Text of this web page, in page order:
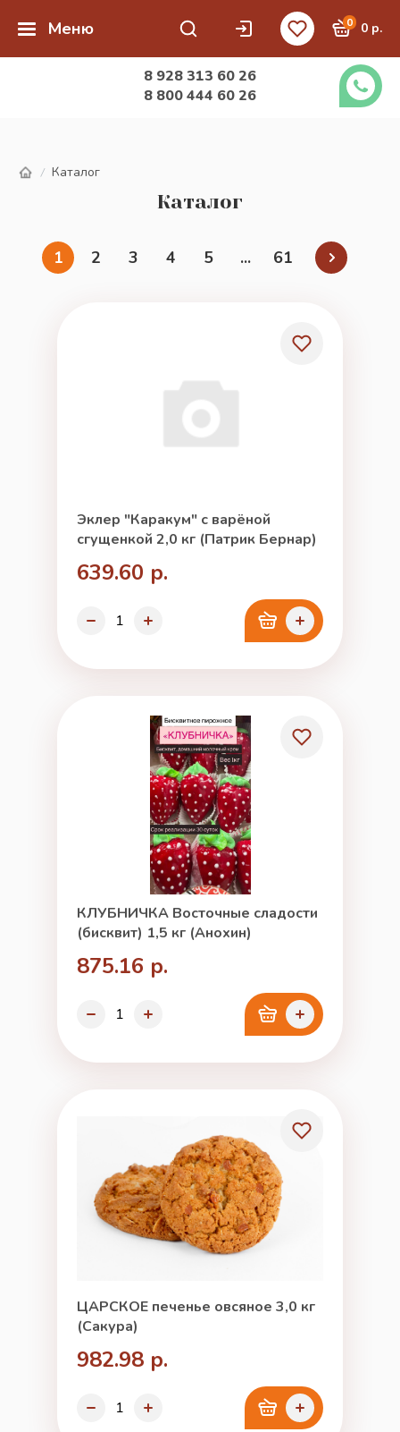
Меню 0 0 р.
8 928 313 60 26
8 800 444 60 26
/ Каталог
Каталог
1 2 3 4 5 ... 61
Эклер "Каракум" с варёной
сгущенкой 2,0 кг (Патрик Бернар)
639.60 р.
КЛУБНИЧКА Восточные сладости
(бисквит) 1,5 кг (Анохин)
875.16 р.
ЦАРСКОЕ печенье овсяное 3,0 кг
(Сакура)
982.98 р.